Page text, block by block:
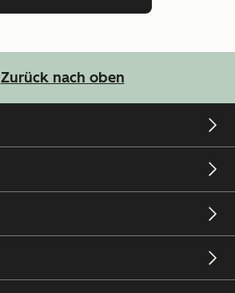
Zurück nach oben